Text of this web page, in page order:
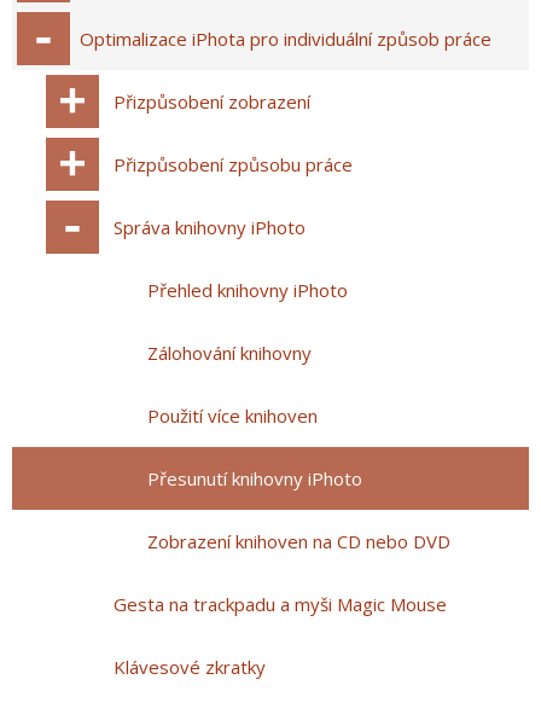
Optimalizace iPhota pro individuální způsob práce
Přizpůsobení zobrazení
Přizpůsobení způsobu práce
Správa knihovny iPhoto
Přehled knihovny iPhoto
Zálohování knihovny
Použití více knihoven
Přesunutí knihovny iPhoto
Zobrazení knihoven na CD nebo DVD
Gesta na trackpadu a myši Magic Mouse
Klávesové zkratky